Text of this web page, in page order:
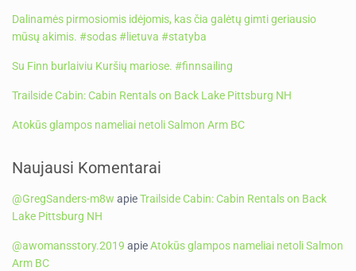
Dalinamės pirmosiomis idėjomis, kas čia galėtų gimti geriausio
mūsų akimis. #sodas #lietuva #statyba
Su Finn burlaiviu Kuršių mariose. #finnsailing
Trailside Cabin: Cabin Rentals on Back Lake Pittsburg NH
Atokūs glampos nameliai netoli Salmon Arm BC
Naujausi Komentarai
@GregSanders-m8w apieTrailside Cabin: Cabin Rentals on Back
Lake Pittsburg NH
@awomansstory.2019 apieAtokūs glampos nameliai netoli Salmon
Arm BC